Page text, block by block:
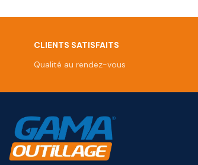
CLIENTS SATISFAITS
Qualité au rendez-vous